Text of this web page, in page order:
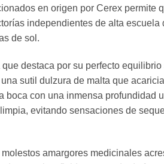
en origen por Cerex
independientes de alta
de sol.
destaca por su perfecto
sutil dulzura de malta que
con una inmensa profundidad
evitando sensaciones de
amargores medicinales